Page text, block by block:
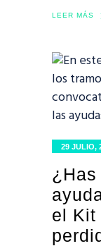
LEER MÁS
29 JULIO,
el Kit